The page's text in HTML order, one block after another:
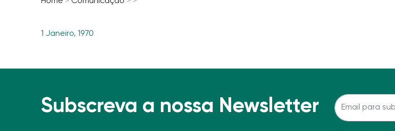
1 Janeiro, 1970
Subscreva a nossa Newsletter